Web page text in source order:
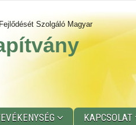
Szolgáló Magyar
KAPCSOLAT